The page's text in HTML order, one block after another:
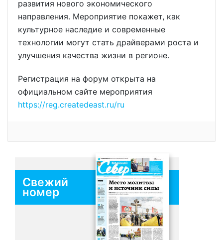
развития нового экономического
направления. Мероприятие покажет, как
культурное наследие и современные
технологии могут стать драйверами роста и
улучшения качества жизни в регионе.
Регистрация на форум открыта на
официальном сайте мероприятия
https://reg.createdeast.ru/ru
Свежий
номер